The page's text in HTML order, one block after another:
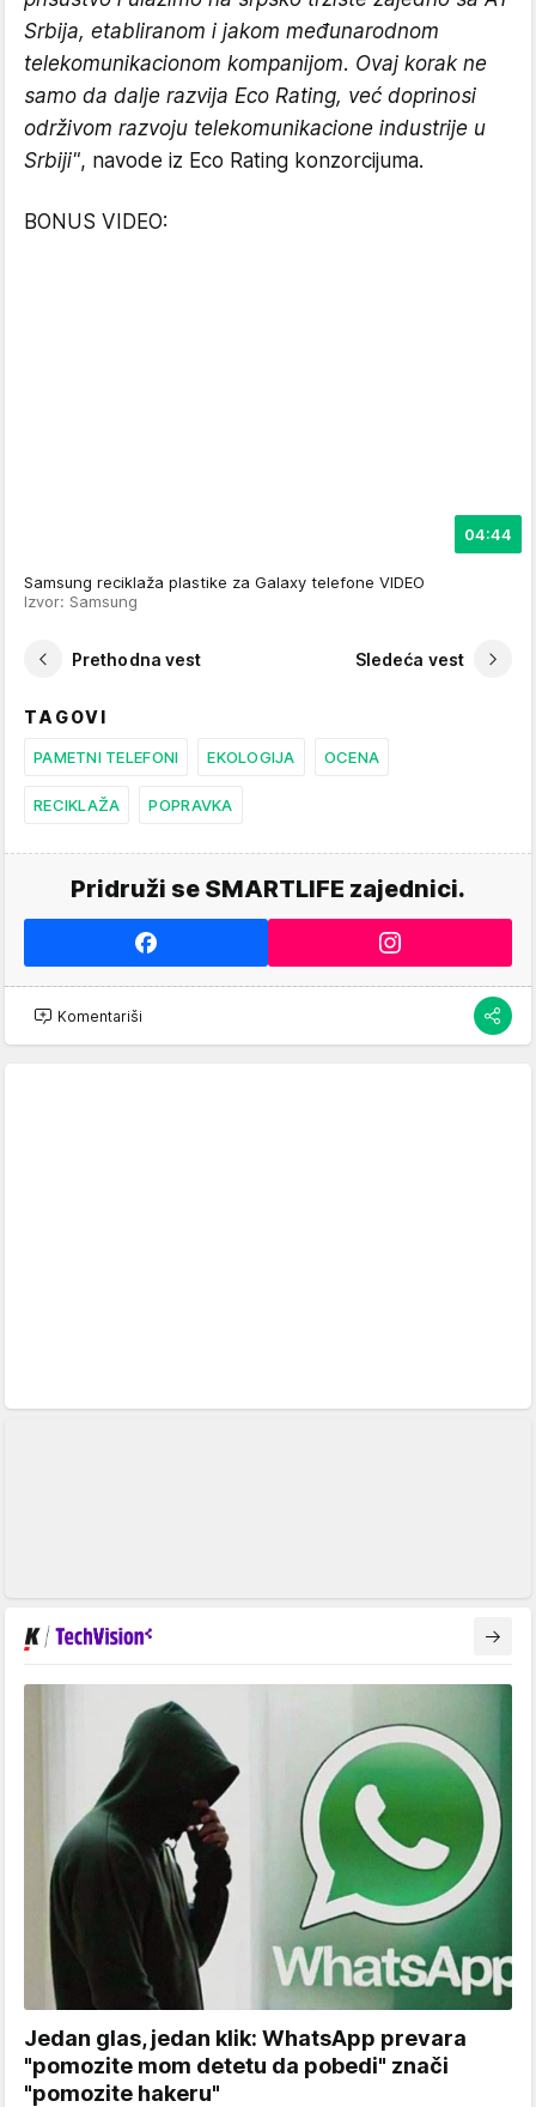
Srbija, etabliranom i jakom međunarodnom
telekomunikacionom kompanijom. Ovaj korak ne
samo da dalje razvija Eco Rating, već doprinosi
održivom razvoju telekomunikacione industrije u
Srbiji", navode iz Eco Rating konzorcijuma.
BONUS VIDEO:
04:44
Samsung reciklaža plastike za Galaxy telefone VIDEO
Izvor: Samsung
Prethodna vest Sledeća vest
TAGOVI
PAMETNI TELEFONI EKOLOGIJA OCENA
RECIKLAŽA POPRAVKA
Pridruži se SMARTLIFE zajednici.
Komentariši
Jedan glas, jedan klik: WhatsApp prevara
"pomozite mom detetu da pobedi" znači
"pomozite hakeru"